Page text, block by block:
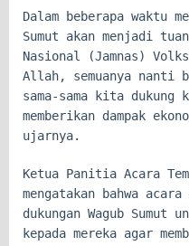
Dalam beberapa waktu
Sumut akan menjadi
Nasional (Jamnas)
Allah, semuanya nanti
sama-sama kita
memberikan dampak
ujarnya.
Ketua Panitia Acara
mengatakan bahwa
dukungan Wagub Sumut
kepada mereka agar